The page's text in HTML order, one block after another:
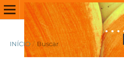
INÍCIO / Buscar